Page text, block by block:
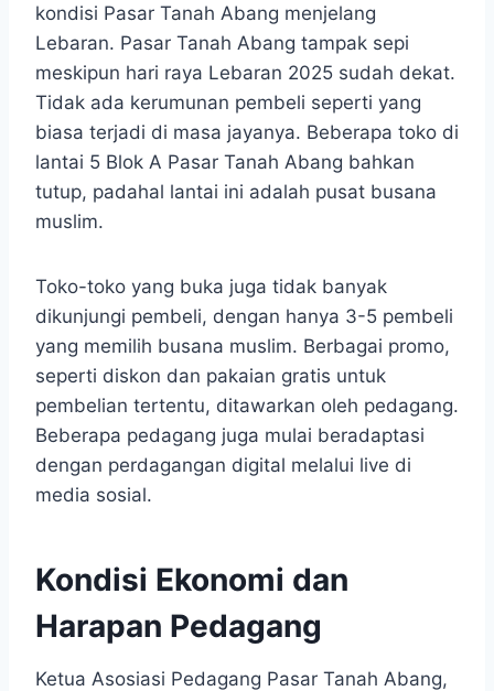
kondisi Pasar Tanah Abang menjelang
Lebaran. Pasar Tanah Abang tampak sepi
meskipun hari raya Lebaran 2025 sudah dekat.
Tidak ada kerumunan pembeli seperti yang
biasa terjadi di masa jayanya. Beberapa toko di
lantai 5 Blok A Pasar Tanah Abang bahkan
tutup, padahal lantai ini adalah pusat busana
muslim.
Toko-toko yang buka juga tidak banyak
dikunjungi pembeli, dengan hanya 3-5 pembeli
yang memilih busana muslim. Berbagai promo,
seperti diskon dan pakaian gratis untuk
pembelian tertentu, ditawarkan oleh pedagang.
Beberapa pedagang juga mulai beradaptasi
dengan perdagangan digital melalui live di
media sosial.
Kondisi Ekonomi dan
Harapan Pedagang
Ketua Asosiasi Pedagang Pasar Tanah Abang,